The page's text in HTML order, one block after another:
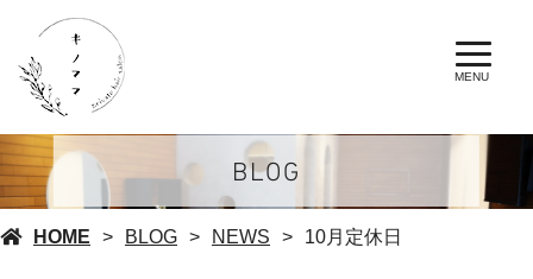
MENU
BLOG
HOME BLOG NEWS 10月定休日